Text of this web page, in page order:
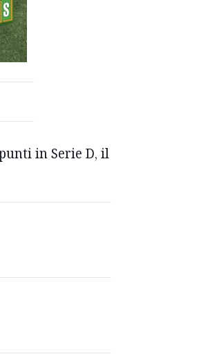
in Serie D, il